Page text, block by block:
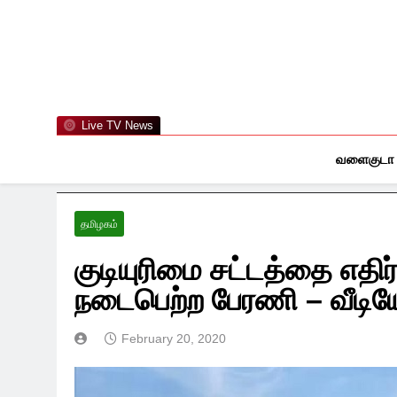
Live TV News
வளைகுடா
தமிழகம்
குடியுரிமை சட்டத்தை
நடைபெற்ற பேரணி –
February 20, 2020